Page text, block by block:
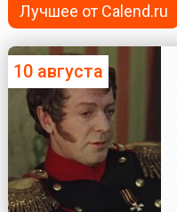
Лучшее от Calend.ru
10 августа